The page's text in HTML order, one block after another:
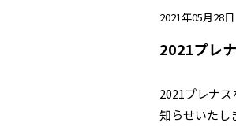
2021年05月28日
2021プレ
2021プレナ
知らせいたし